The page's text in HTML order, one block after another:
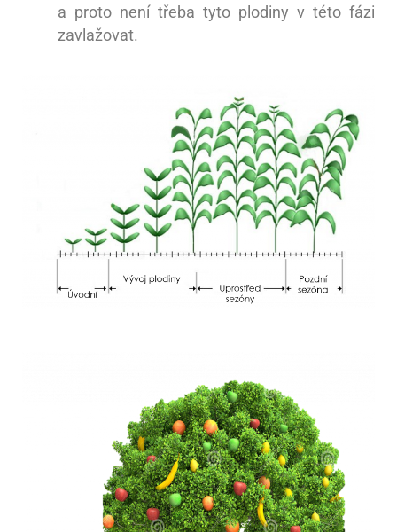
a proto není třeba tyto plodiny v této fázi
zavlažovat.